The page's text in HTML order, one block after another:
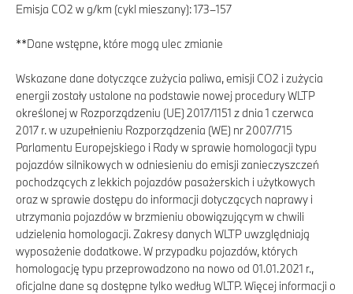
Emisja CO2 w g/km (cykl mieszany): 173–157
**Dane wstępne, które mogą ulec zmianie
Wskazane dane dotyczące zużycia paliwa, emisji CO2 i zużycia
energii zostały ustalone na podstawie nowej procedury WLTP
określonej w Rozporządzeniu (UE) 2017/1151 z dnia 1 czerwca
2017 r. w uzupełnieniu Rozporządzenia (WE) nr 2007/715
Parlamentu Europejskiego i Rady w sprawie homologacji typu
pojazdów silnikowych w odniesieniu do emisji zanieczyszczeń
pochodzących z lekkich pojazdów pasażerskich i użytkowych
oraz w sprawie dostępu do informacji dotyczących naprawy i
utrzymania pojazdów w brzmieniu obowiązującym w chwili
udzielenia homologacji. Zakresy danych WLTP uwzględniają
wyposażenie dodatkowe. W przypadku pojazdów, których
homologację typu przeprowadzono na nowo od 01.01.2021 r.,
oficjalne dane są dostępne tylko według WLTP. Więcej informacji o